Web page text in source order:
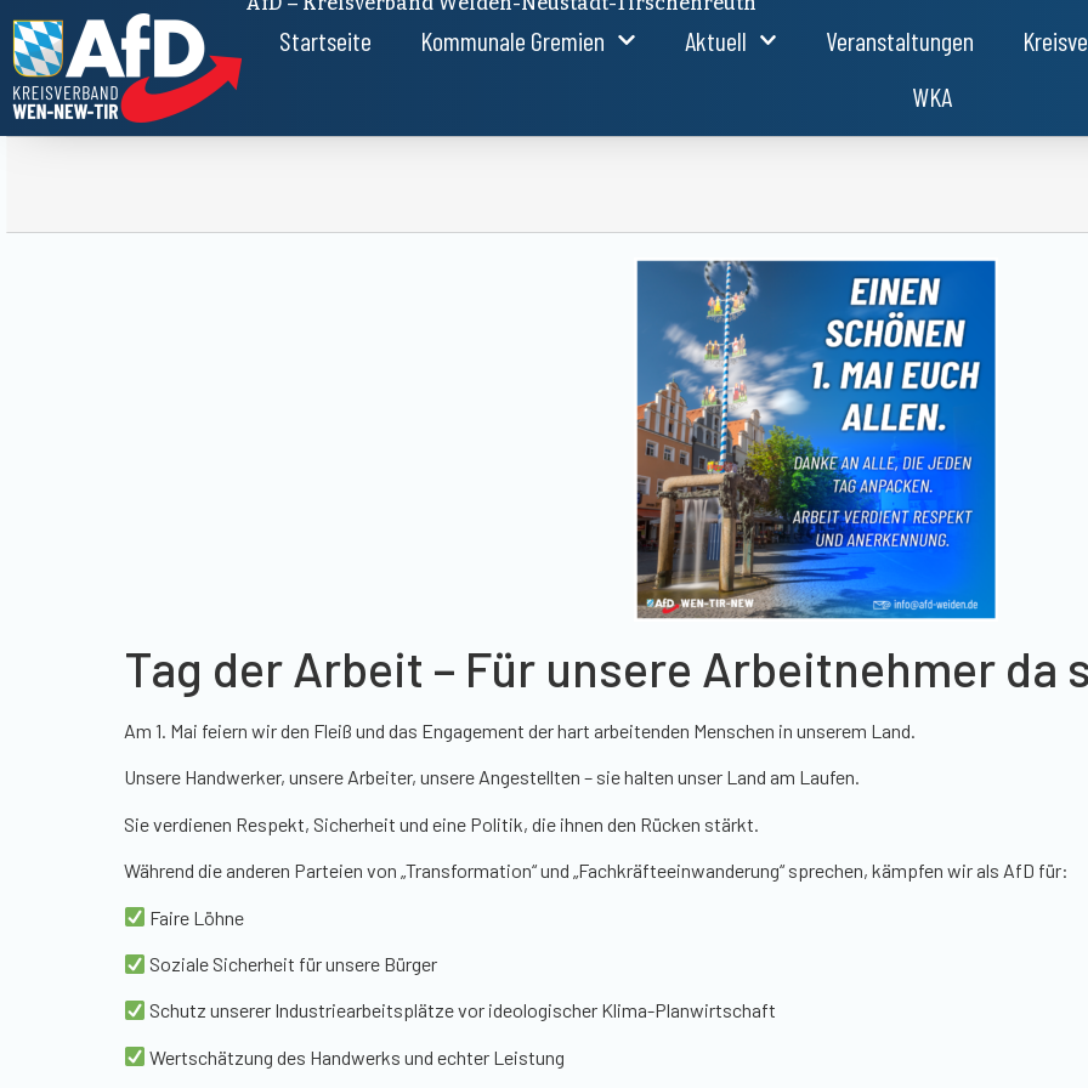
Startseite Kommunale Gremien Aktuell Veranstaltungen
WKA
Tag der Arbeit – Für unsere Arbeitnehmer da
Am 1. Mai feiern wir den Fleiß und das Engagement der hart arbeitenden Menschen in unserem Land.
Unsere Handwerker, unsere Arbeiter, unsere Angestellten – sie halten unser Land am Laufen.
Sie verdienen Respekt, Sicherheit und eine Politik, die ihnen den Rücken stärkt.
Während die anderen Parteien von „Transformation“ und „Fachkräfteeinwanderung“ sprechen, kämpfen wir als AfD für:
Faire Löhne
Soziale Sicherheit für unsere Bürger
Schutz unserer Industriearbeitsplätze vor ideologischer Klima-Planwirtschaft
Wertschätzung des Handwerks und echter Leistung